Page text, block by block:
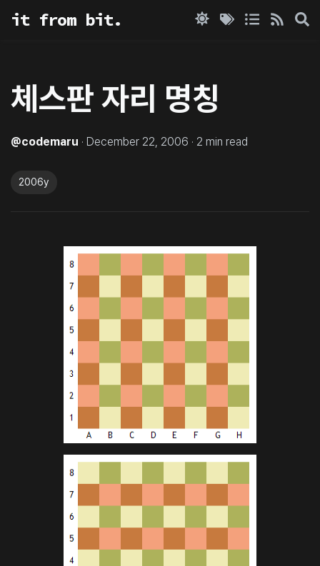
it from bit.
체스판 자리 명칭
@codemaru · December 22, 2006 · 2 min read
2006y